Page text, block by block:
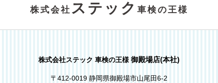
株式会社ステック 車検の王様
株式会社ステック 車検の王様 御殿場店(本社)
〒412-0019 静岡県御殿場市山尾田6-2